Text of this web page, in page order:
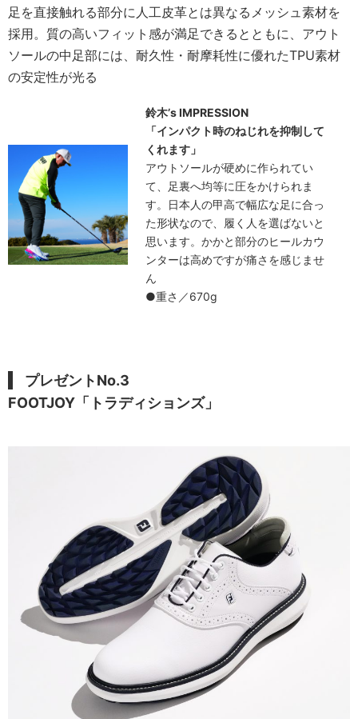
足を直接触れる部分に人工皮革とは異なるメッシュ素材を
採用。質の高いフィット感が満足できるとともに、アウト
ソールの中足部には、耐久性・耐摩耗性に優れたTPU素材
の安定性が光る
鈴木’s IMPRESSION
「インパクト時のねじれを抑制して
くれます」
アウトソールが硬めに作られてい
て、足裏へ均等に圧をかけられま
す。日本人の甲高で幅広な足に合っ
た形状なので、履く人を選ばないと
思います。かかと部分のヒールカウ
ンターは高めですが痛さを感じませ
ん
●重さ／670g
プレゼントNo.3
FOOTJOY「トラディションズ」